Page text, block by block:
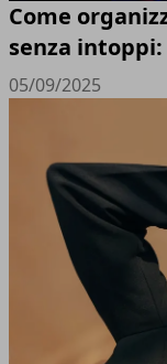
Come
senza
05/09/2025